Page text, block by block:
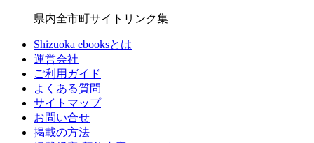
県内全市町サイトリンク集
Shizuoka ebooksとは
運営会社
ご利用ガイド
よくある質問
サイトマップ
お問い合せ
掲載の方法